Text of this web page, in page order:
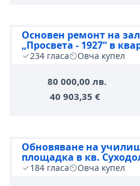
Основен ремонт на
„Просвета - 1927“ в
234 гласа Овча купел
80 000,00 лв.
40 903,35 €
Обновяване на
площадка в кв.
184 гласа Овча купел